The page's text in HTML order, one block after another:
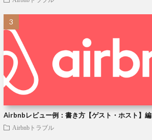
Airbnbレビュー例：書き方【ゲスト・ホスト】編
Airbnbトラブル